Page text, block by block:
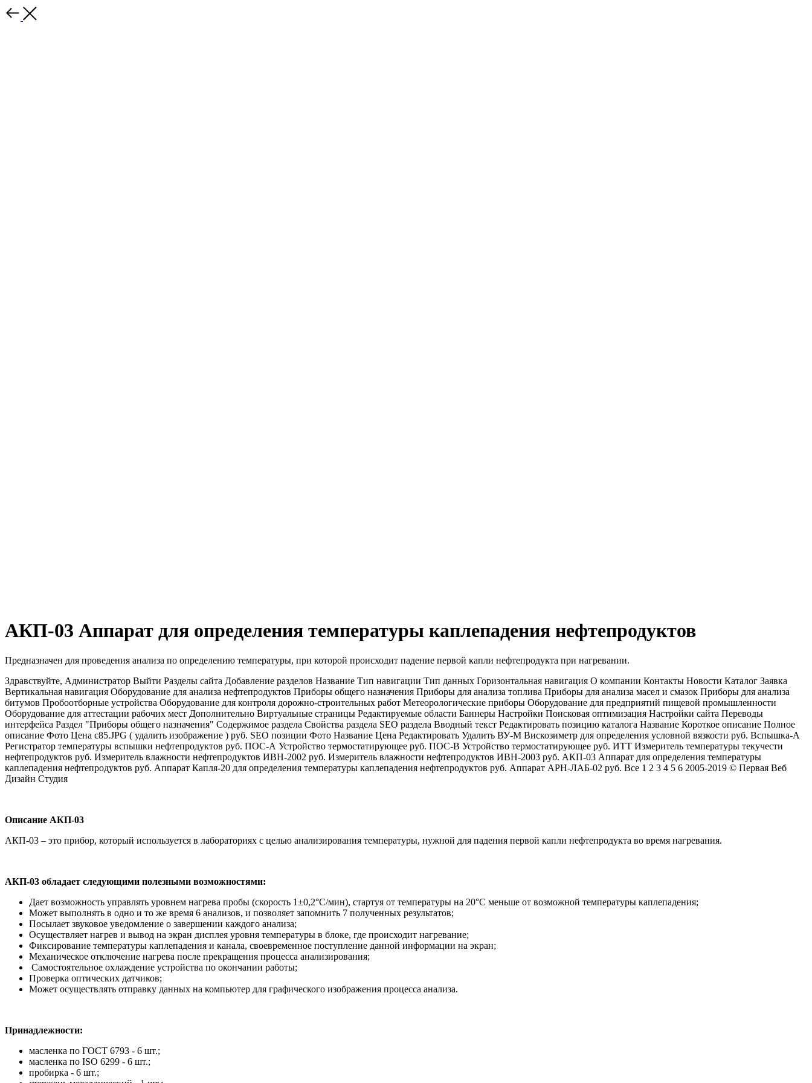
АКП-03 Аппарат для определения температуры каплепадения нефтепродуктов
Предназначен для проведения анализа по определению температуры, при которой происходит падение первой капли нефтепродукта при нагревании.
Здравствуйте, Администратор Выйти Разделы сайта Добавление разделов Название Тип навигации Тип данных Горизонтальная навигация О компании Контакты Новости Каталог Заявка
Вертикальная навигация Оборудование для анализа нефтепродуктов Приборы общего назначения Приборы для анализа топлива Приборы для анализа масел и смазок Приборы для анализа
битумов Пробоотборные устройства Оборудование для контроля дорожно-строительных работ Метеорологические приборы Оборудование для предприятий пищевой промышленности
Оборудование для аттестации рабочих мест Дополнительно Виртуальные страницы Редактируемые области Баннеры Настройки Поисковая оптимизация Настройки сайта Переводы
интерфейса Раздел "Приборы общего назначения" Содержимое раздела Свойства раздела SEO раздела Вводный текст Редактировать позицию каталога Название Короткое описание Полное
описание Фото Цена c85.JPG ( удалить изображение ) руб. SEO позиции Фото Название Цена Редактировать Удалить ВУ-М Вискозиметр для определения условной вязкости руб. Вспышка-А
Регистратор температуры вспышки нефтепродуктов руб. ПОС-А Устройство термостатирующее руб. ПОС-В Устройство термостатирующее руб. ИТТ Измеритель температуры текучести
нефтепродуктов руб. Измеритель влажности нефтепродуктов ИВН-2002 руб. Измеритель влажности нефтепродуктов ИВН-2003 руб. АКП-03 Аппарат для определения температуры
каплепадения нефтепродуктов руб. Аппарат Капля-20 для определения температуры каплепадения нефтепродуктов руб. Аппарат АРН-ЛАБ-02 руб. Все 1 2 3 4 5 6 2005-2019 © Первая Веб
Дизайн Студия
Описание АКП-03
АКП-03 – это прибор, который используется в лабораториях с целью анализирования температуры, нужной для падения первой капли нефтепродукта во время нагревания.
АКП-03 обладает следующими полезными возможностями:
Дает возможность управлять уровнем нагрева пробы (скорость 1±0,2°C/мин), стартуя от температуры на 20°С меньше от возможной температуры каплепадения;
Может выполнять в одно и то же время 6 анализов, и позволяет запомнить 7 полученных результатов;
Посылает звуковое уведомление о завершении каждого анализа;
Осуществляет нагрев и вывод на экран дисплея уровня температуры в блоке, где происходит нагревание;
Фиксирование температуры каплепадения и канала, своевременное поступление данной информации на экран;
Механическое отключение нагрева после прекращения процесса анализирования;
Самостоятельное охлаждение устройства по окончании работы;
Проверка оптических датчиков;
Может осуществлять отправку данных на компьютер для графического изображения процесса анализа.
Принадлежности:
масленка по ГОСТ 6793 - 6 шт.;
масленка по ISO 6299 - 6 шт.;
пробирка - 6 шт.;